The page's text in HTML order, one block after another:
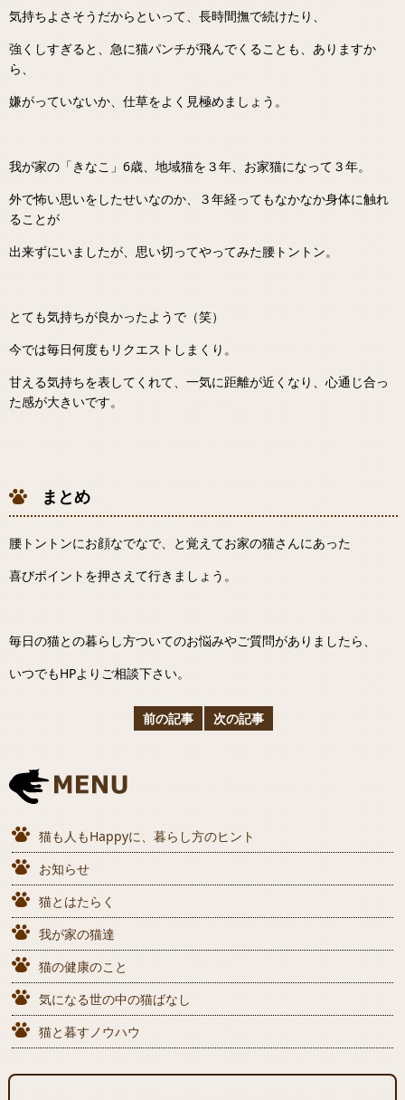
気持ちよさそうだからといって、長時間撫で続けたり、
強くしすぎると、急に猫パンチが飛んでくることも、ありますか
ら、
嫌がっていないか、仕草をよく見極めましょう。
我が家の「きなこ」6歳、地域猫を３年、お家猫になって３年。
外で怖い思いをしたせいなのか、３年経ってもなかなか身体に触れ
ることが
出来ずにいましたが、思い切ってやってみた腰トントン。
とても気持ちが良かったようで（笑）
今では毎日何度もリクエストしまくり。
甘える気持ちを表してくれて、一気に距離が近くなり、心通じ合っ
た感が大きいです。
まとめ
腰トントンにお顔なでなで、と覚えてお家の猫さんにあった
喜びポイントを押さえて行きましょう。
毎日の猫との暮らし方ついてのお悩みやご質問がありましたら、
いつでもHPよりご相談下さい。
前の記事 次の記事
猫も人もHappyに、暮らし方のヒント
お知らせ
猫とはたらく
我が家の猫達
猫の健康のこと
気になる世の中の猫ばなし
猫と暮すノウハウ